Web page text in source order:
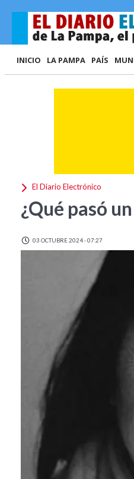
INICIO LA PAMPA PAÍS
El Diario Electrónico
¿Qué pasó
03 OCTUBRE 2024 - 07:27